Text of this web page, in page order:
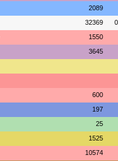
2089
32369
1550
3645
600
197
25
1525
10574